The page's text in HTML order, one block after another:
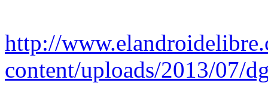
http://
content/uploads/2013/07/